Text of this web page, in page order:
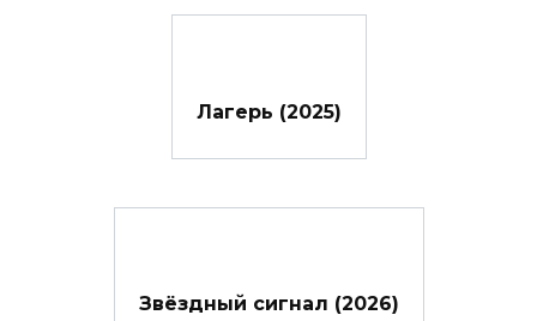
Лагерь (2025)
Звёздный сигнал (2026)